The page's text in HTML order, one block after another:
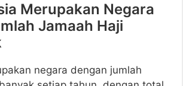
Merupakan Negara
Jamaah Haji
negara dengan jumlah